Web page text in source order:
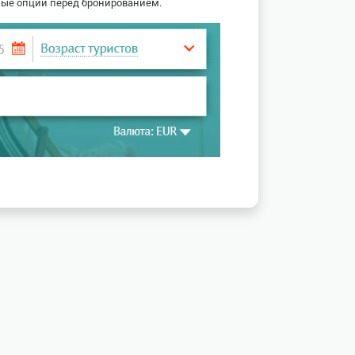
опции перед бронированием.